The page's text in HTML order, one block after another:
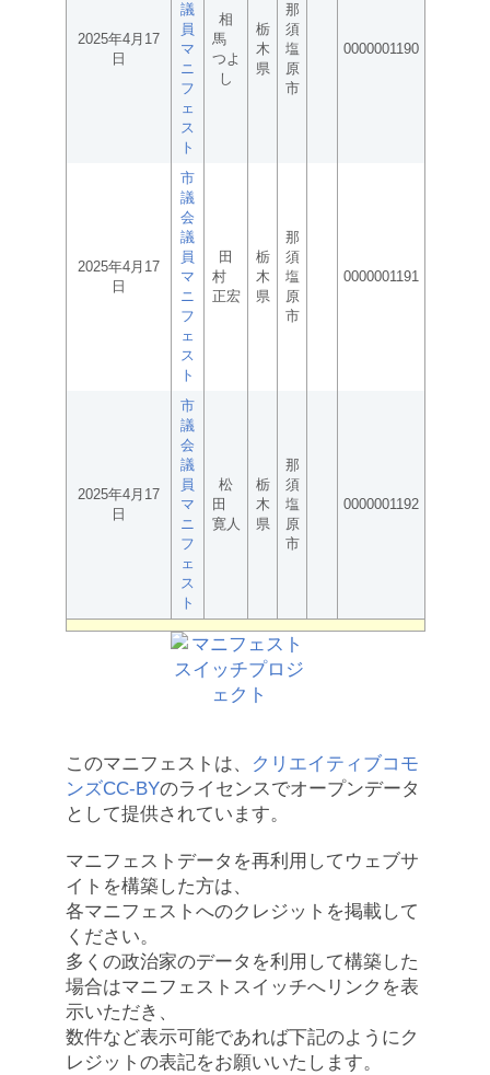
2025年4月17
日
議
員
マ
ニ
フ
ェ
ス
ト
相
馬
つよ
し
栃
木
県
那
須
塩
原
市
0000001190
2025年4月17
日
市
議
会
議
員
マ
ニ
フ
ェ
ス
ト
田
村
正宏
栃
木
県
那
須
塩
原
市
0000001191
2025年4月17
日
市
議
会
議
員
マ
ニ
フ
ェ
ス
ト
松
田
寛人
栃
木
県
那
須
塩
原
市
0000001192
このマニフェストは、
クリエイティブコモ
ンズCC-BYのライセンスでオープンデータ
として提供されています。
マニフェストデータを再利用してウェブサ
イトを構築した方は、
各マニフェストへのクレジットを掲載して
ください。
多くの政治家のデータを利用して構築した
場合はマニフェストスイッチへリンクを表
示いただき、
数件など表示可能であれば下記のようにク
レジットの表記をお願いいたします。